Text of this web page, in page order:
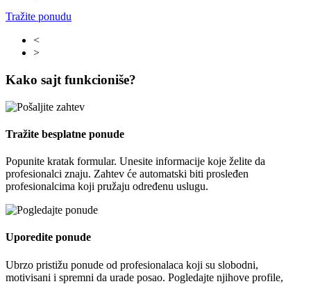
Tražite ponudu
<
>
Kako sajt funkcioniše?
Tražite besplatne ponude
Popunite kratak formular. Unesite informacije koje želite da
profesionalci znaju. Zahtev će automatski biti prosleđen
profesionalcima koji pružaju određenu uslugu.
Uporedite ponude
Ubrzo pristižu ponude od profesionalaca koji su slobodni,
motivisani i spremni da urade posao. Pogledajte njihove profile,